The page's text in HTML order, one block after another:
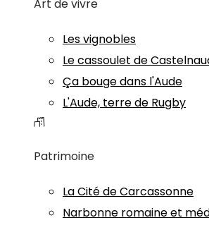
Art de vivre
Les vignobles
Le cassoulet de
Ça bouge dans l'Aude
L'Aude, terre de Rugby
Patrimoine
La Cité de Carcassonne
Narbonne romaine et